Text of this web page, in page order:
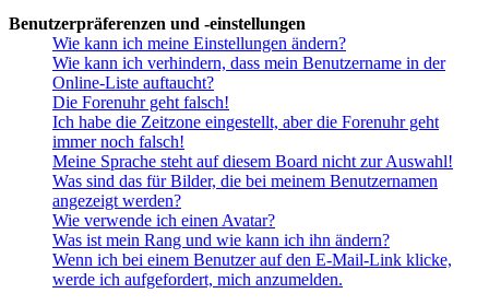
Benutzerpräferenzen und -einstellungen
Wie kann ich meine Einstellungen ändern?
Wie kann ich verhindern, dass mein Benutzername in der
Online-Liste auftaucht?
Die Forenuhr geht falsch!
Ich habe die Zeitzone eingestellt, aber die Forenuhr geht
immer noch falsch!
Meine Sprache steht auf diesem Board nicht zur Auswahl!
Was sind das für Bilder, die bei meinem Benutzernamen
angezeigt werden?
Wie verwende ich einen Avatar?
Was ist mein Rang und wie kann ich ihn ändern?
Wenn ich bei einem Benutzer auf den E-Mail-Link klicke,
werde ich aufgefordert, mich anzumelden.